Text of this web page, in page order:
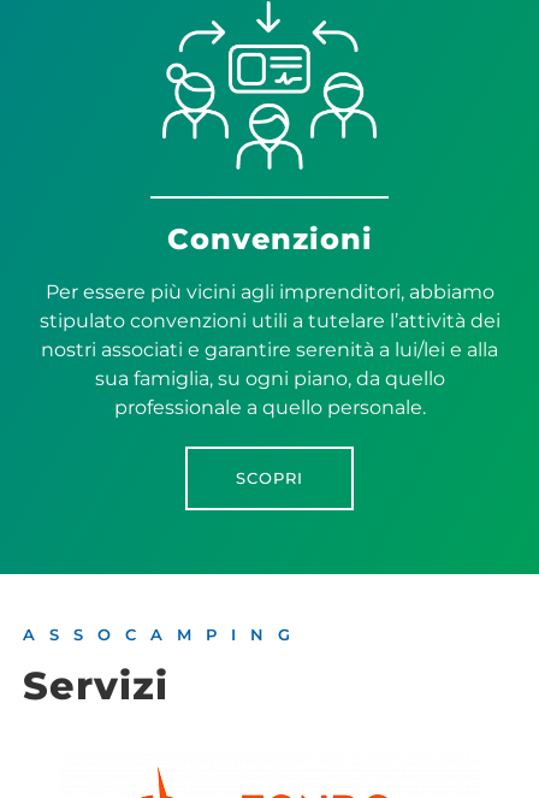
Convenzioni
Per essere più vicini agli imprenditori, abbiamo
stipulato convenzioni utili a tutelare l’attività dei
nostri associati e garantire serenità a lui/lei e alla
sua famiglia, su ogni piano, da quello
professionale a quello personale.
SCOPRI
ASSOCAMPING
Servizi